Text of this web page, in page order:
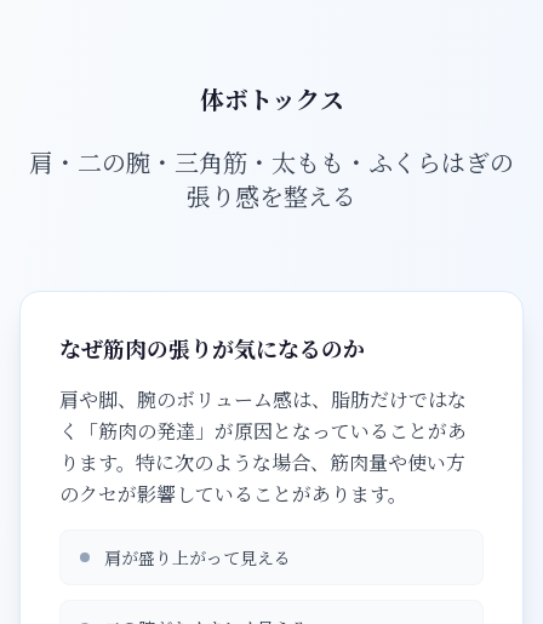
体ボトックス
肩・二の腕・三角筋・太もも・ふくらはぎの
張り感を整える
なぜ筋肉の張りが気になるのか
肩や脚、腕のボリューム感は、脂肪だけではな
く「筋肉の発達」が原因となっていることがあ
ります。特に次のような場合、筋肉量や使い方
のクセが影響していることがあります。
肩が盛り上がって見える